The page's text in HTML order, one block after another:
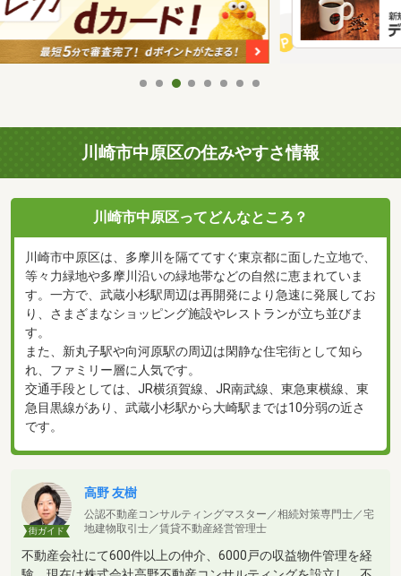
川崎市中原区の住みやすさ情報
川崎市中原区ってどんなところ？
川崎市中原区は、多摩川を隔ててすぐ東京都に面した立地で、
等々力緑地や多摩川沿いの緑地帯などの自然に恵まれていま
す。一方で、武蔵小杉駅周辺は再開発により急速に発展してお
り、さまざまなショッピング施設やレストランが立ち並びま
す。
また、新丸子駅や向河原駅の周辺は閑静な住宅街として知ら
れ、ファミリー層に人気です。
交通手段としては、JR横須賀線、JR南武線、東急東横線、東
急目黒線があり、武蔵小杉駅から大崎駅までは10分弱の近さ
です。
街ガイド
高野 友樹
公認不動産コンサルティングマスター／相続対策専門士／宅
地建物取引士／賃貸不動産経営管理士
不動産会社にて600件以上の仲介、6000戸の収益物件管理を経